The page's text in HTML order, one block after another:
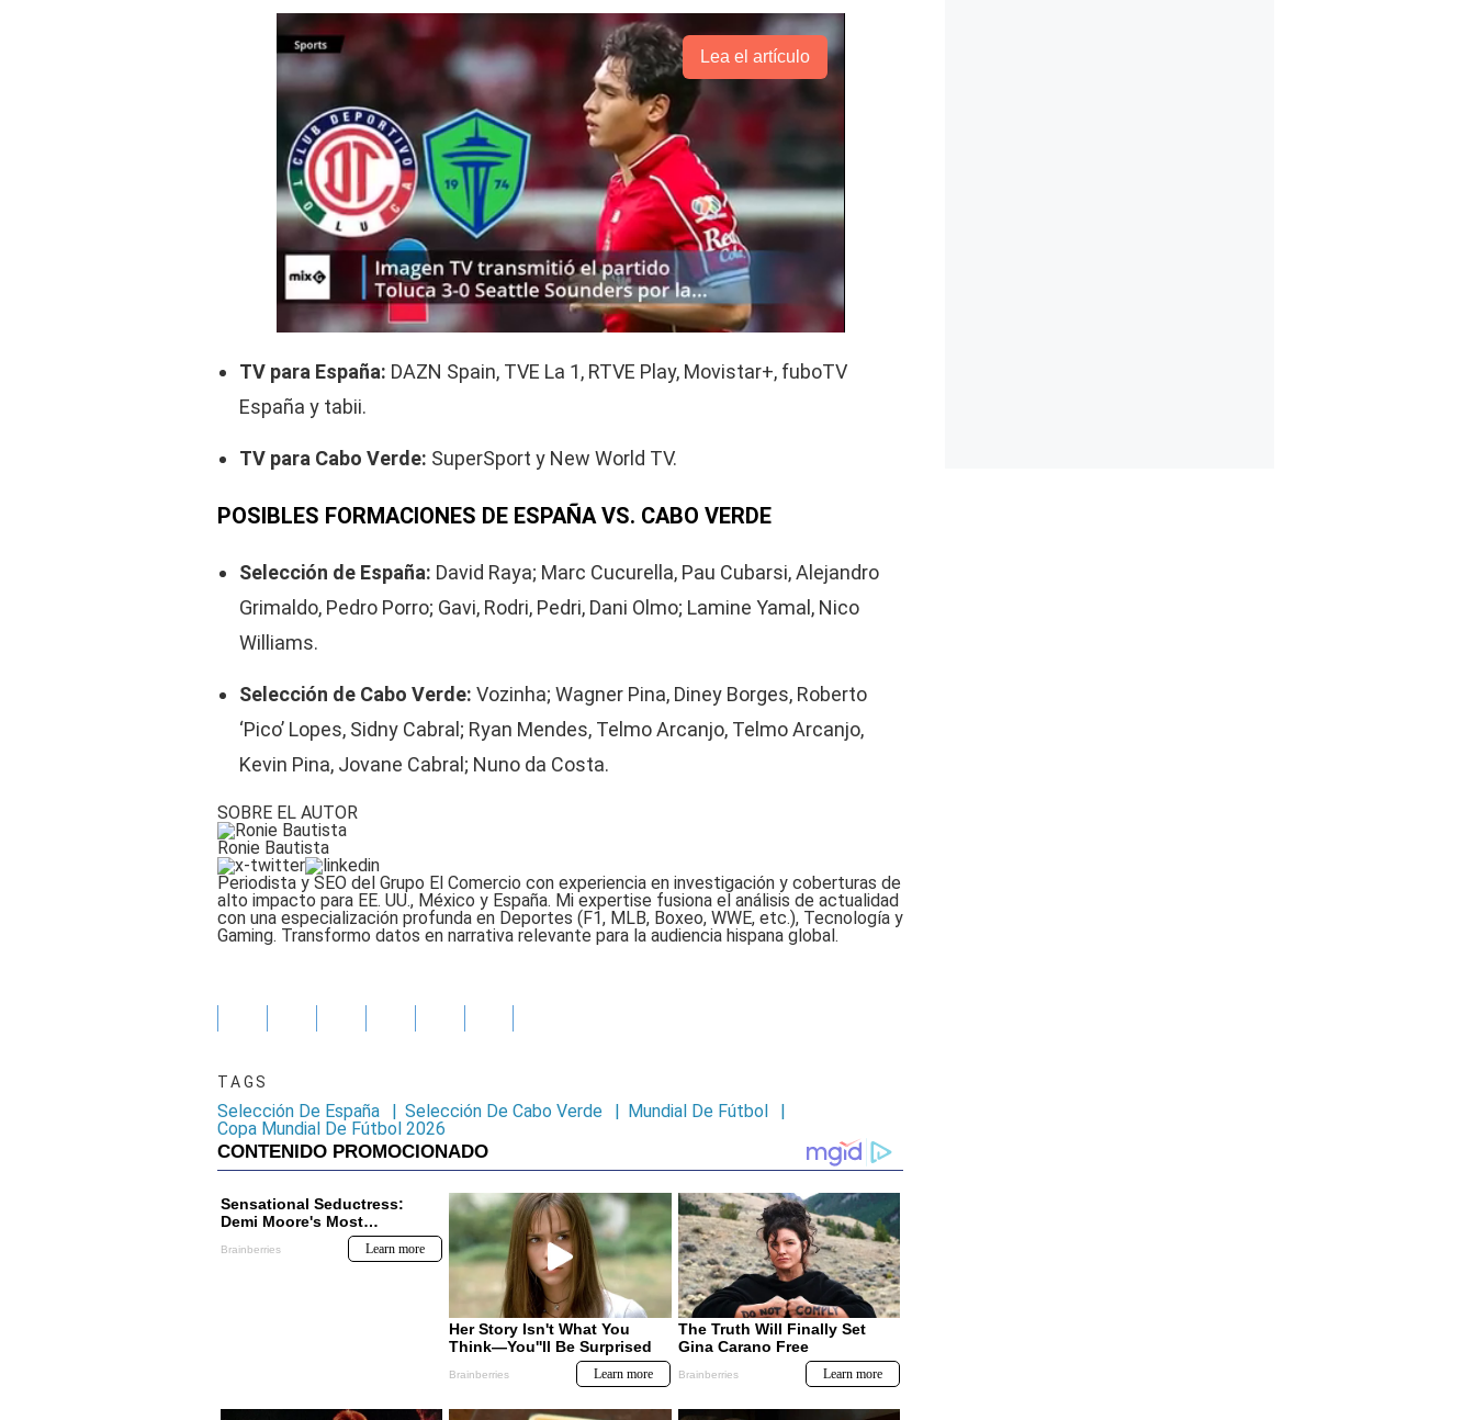
Lea el artículo
TV para España: DAZN Spain, TVE La 1, RTVE Play, Movistar+, fuboTV
España y tabii.
TV para Cabo Verde: SuperSport y New World TV.
POSIBLES FORMACIONES DE ESPAÑA VS. CABO VERDE
Selección de España: David Raya; Marc Cucurella, Pau Cubarsi, Alejandro
Grimaldo, Pedro Porro; Gavi, Rodri, Pedri, Dani Olmo; Lamine Yamal, Nico
Williams.
Selección de Cabo Verde: Vozinha; Wagner Pina, Diney Borges, Roberto
‘Pico’ Lopes, Sidny Cabral; Ryan Mendes, Telmo Arcanjo, Telmo Arcanjo,
Kevin Pina, Jovane Cabral; Nuno da Costa.
SOBRE EL AUTOR
Ronie Bautista
Periodista y SEO del Grupo El Comercio con experiencia en investigación y coberturas de
alto impacto para EE. UU., México y España. Mi expertise fusiona el análisis de actualidad
con una especialización profunda en Deportes (F1, MLB, Boxeo, WWE, etc.), Tecnología y
Gaming. Transformo datos en narrativa relevante para la audiencia hispana global.
TAGS
Selección De España | Selección De Cabo Verde | Mundial De Fútbol
|
Copa Mundial De Fútbol 2026